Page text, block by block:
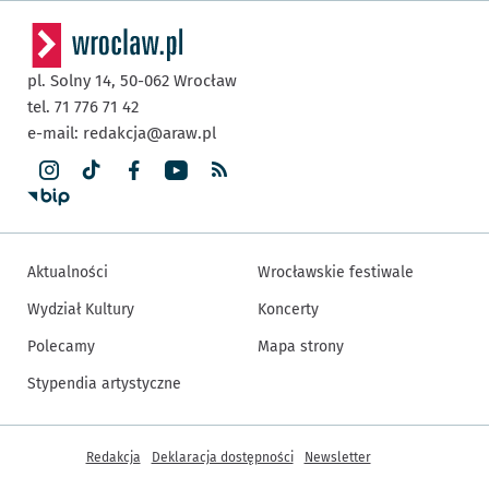
pl. Solny 14, 50-062 Wrocław
tel. 71 776 71 42
e-mail: redakcja@araw.pl
Aktualności
Wydział Kultury
Polecamy
Stypendia artystyczne
Wrocławskie festiwale
Koncerty
Mapa strony
Inne informacje
Redakcja Deklaracja dostępności Newsletter